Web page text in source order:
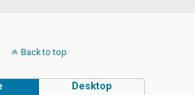
Back to top
Desktop